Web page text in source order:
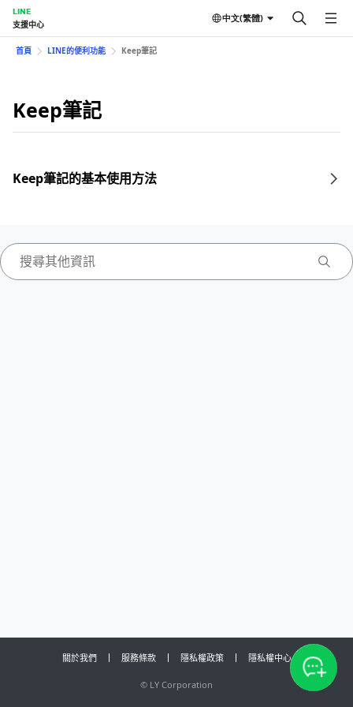
LINE
支援中心
中文(繁體)
首頁 LINE的便利功能 Keep筆記
Keep筆記
Keep筆記的基本使用方法
關於我們 服務條款 隱私權政策 隱私權中心
© LY Corporation